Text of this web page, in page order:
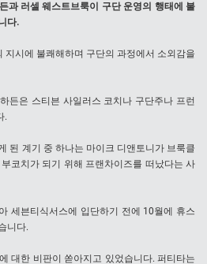
과 러셀 웨스트브룩이 구단 운영의 행태에 불
다.
지시에 불쾌해하며 구단의 과정에서 소외감을
든은 스티븐 사일러스 코치나 구단주나 프런
.
된 계기 중 하나는 마이크 디앤토니가 브룩클
코치가 되기 위해 프랜차이즈를 떠났다는 사
세븐티식서스에 입단하기 전에 10월에 휴스
니다.
대한 비판이 쏟아지고 있었습니다. 퍼티타는